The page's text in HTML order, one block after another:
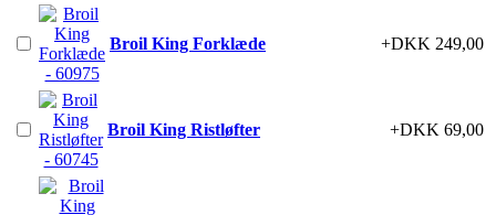
Broil King Forklæde +DKK 249,00
Broil King Ristløfter +DKK 69,00